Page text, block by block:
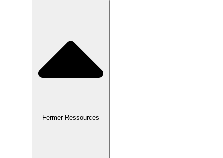
Fermer Ressources